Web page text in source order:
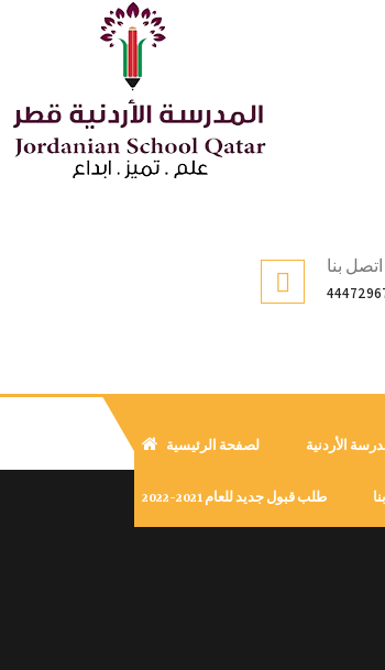
اتصل بنا
لصفحة الرئيسية الأردنية
طلب قبول جديد للعام 2021-2022